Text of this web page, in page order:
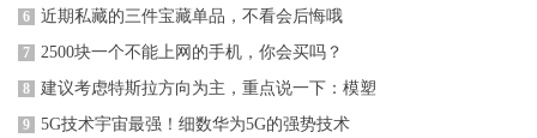
6 近期私藏的三件宝藏单品，不看会后悔哦
7 2500块一个不能上网的手机，你会买吗？
8 建议考虑特斯拉方向为主，重点说一下：模塑
9 5G技术宇宙最强！细数华为5G的强势技术